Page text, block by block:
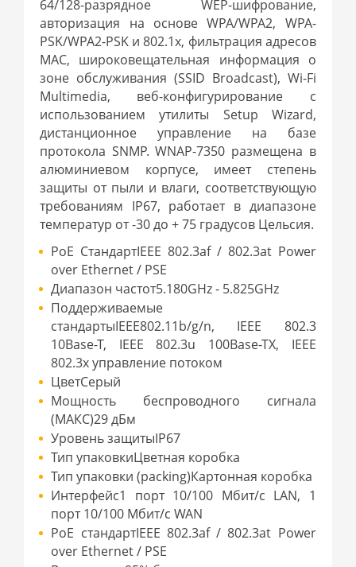
64/128-разрядное WEP-шифрование,
авторизация на основе WPA/WPA2, WPA-
PSK/WPA2-PSK и 802.1x, фильтрация адресов
MAC, широковещательная информация о
зоне обслуживания (SSID Broadcast), Wi-Fi
Multimedia, веб-конфигурирование с
использованием утилиты Setup Wizard,
дистанционное управление на базе
протокола SNMP. WNAP-7350 размещена в
алюминиевом корпусе, имеет степень
защиты от пыли и влаги, соответствующую
требованиям IP67, работает в диапазоне
температур от -30 до + 75 градусов Цельсия.
PoE СтандартIEEE 802.3af / 802.3at Power
over Ethernet / PSE
Диапазон частот5.180GHz - 5.825GHz
Поддерживаемые
стандартыIEEE802.11b/g/n, IEEE 802.3
10Base-T, IEEE 802.3u 100Base-TX, IEEE
802.3x управление потоком
ЦветСерый
Мощность беспроводного сигнала
(МАКС)29 дБм
Уровень защитыIP67
Тип упаковкиЦветная коробка
Тип упаковки (packing)Картонная коробка
Интерфейс1 порт 10/100 Мбит/с LAN, 1
порт 10/100 Мбит/с WAN
PoE cтандартIEEE 802.3af / 802.3at Power
over Ethernet / PSE